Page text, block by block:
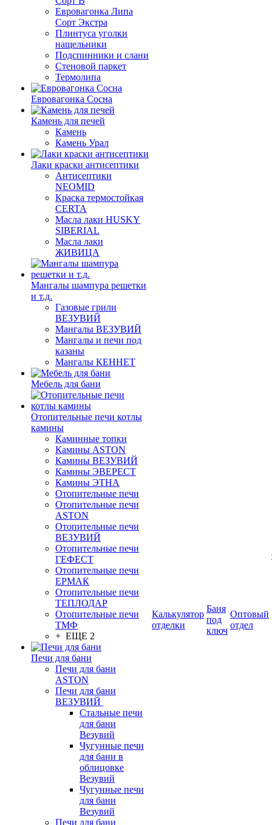
Евровагонка Липа
Сорт Экстра
Плинтуса уголки
нащельники
Подспинники и слани
Стеновой паркет
Термолипа
Евровагонка Сосна
Камень для печей
Камень
Камень Урал
Лаки краски антисептики
Антисептики
NEOMID
Краска термостойкая
CERTA
Масла лаки HUSKY
SIBERIAL
Масла лаки
ЖИВИЦА
Мангалы шампура решетки
и т.д.
Газовые грили
ВЕЗУВИЙ
Мангалы ВЕЗУВИЙ
Мангалы и печи под
казаны
Мангалы КЕННЕТ
Мебель для бани
Отопительные печи котлы
камины
Каминные топки
Камины ASTON
Камины ВЕЗУВИЙ
Камины ЭВЕРЕСТ
Камины ЭТНА
Отопительные печи
Отопительные печи
ASTON
Отопительные печи
ВЕЗУВИЙ
Отопительные печи
ГЕФЕСТ
Отопительные печи
ЕРМАК
Отопительные печи
ТЕПЛОДАР
Отопительные печи
ТМФ
+ ЕЩЕ 2
Печи для бани
Печи для бани
ASTON
Печи для бани
ВЕЗУВИЙ
Стальные печи
для бани
Везувий
Чугунные печи
для бани в
облицовке
Везувий
Чугунные печи
для бани
Везувий
Печи для бани
Калькулятор
отделки
Баня
под
ключ
Оптовый
отдел